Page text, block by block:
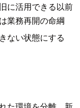
に活用できる以前
業務再開の命綱
ない状態にする